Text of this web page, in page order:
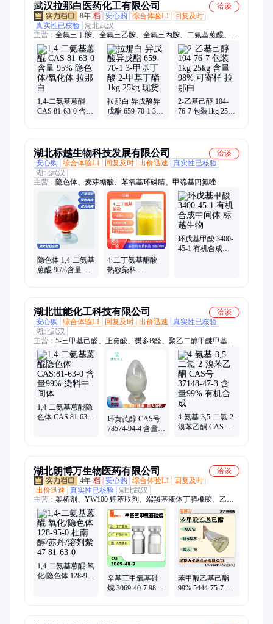
武汉拉那白医药化工有限公司
洽谈
8年 档 安心购 综合体验L1
回复及时
真实性已核验 湖北武汉
主营： 全氟三丁胺、全氟三乙胺、全氟三丙胺、二氨基蒽醌、全
氟聚醚、全氟萘烷、全氟己酮、羟基磷灰石、生物活性玻璃、布
洛芬、溴壬烷、磷酸铵、甲乙基、褪黑素、嘧啶钠、莪术油、显
色剂、叔丁醇、茜素红、乙氧基、异戊醇、脯氨酸、茚三酮、氯
唑沙
1,4-二氨基蒽醌
CAS 81-63-0 含量
拉那白 异戊酸异
戊酯 659-70-1 3-
2-乙基己醇 104-
76-7 包装1kg 25kg
湖北标越生物科技发展有限公司
洽谈
安心购
综合体验L1 回复及时 出价迅速
真实性已核验
湖北武汉
主营： 隐色体、麦芽糖酸、苯氧基环磷腈、甲巯基四氮唑
隐色体 1,4-二氨基
蒽醌 96%含量 染
4-二丁氨基酮酸
热敏染料
环戊基甲酸 3400-
45-1 有机合成中
湖北世能化工科技有限公司
洽谈
安心购
综合体验L1 回复及时 出价迅速
真实性已核验
湖北武汉
主营： 5-三甲基己醛、正癸酸、樊多B醛、聚乙二醇甲醚甲基丙
烯酸酯、二氧化钒、三羟甲基氨基甲烷盐酸盐、3二羟基萘、二
苯酮、山梨醇缩水甘油醚、聚苯胺、磷脂酸铵盐、谷胱甘肽、庚
酰氯、菲尼酮、茶香醇、苹果酸、菠萝醚
1,4-二氨基蒽醌隐
色体 CAS:81-63-0
环黄芪醇 CAS号
78574-94-4 含量
4-氨基-3,5-二氯-2-
溴苯乙酮 CAS号
湖北朗博万生物医药有限公司
洽谈
4年 档 安心购 综合体验L1
回复及时
出价迅速
真实性已核验 湖北武汉
主营： 架桥剂、YW100 锂萃取剂、端羧基液体丁腈橡胶、乙烯
基磷酸二乙酯、间二异丙苯、10-羟基癸酸、苯乙烯磷酸、肉豆
蔻酸镁、硬脂酸钴、全氟三丁胺、磷酸锰铁锂、β-磷酸三钙、十
一烯酸、钨酸铝、1-乙炔基环已醇、锂硅合金、溴甲酚绿、生物
活性玻璃、溴代海因树脂颗粒、红铝、龙涎酮、原丁酸三甲酯
1,4-二氨基蒽醌 氧
化/隐色体 128-95-
辛基三甲氧基硅
烷 3069-40-7 98%
苯甲酸乙基己酯
99% 5444-75-7 苯